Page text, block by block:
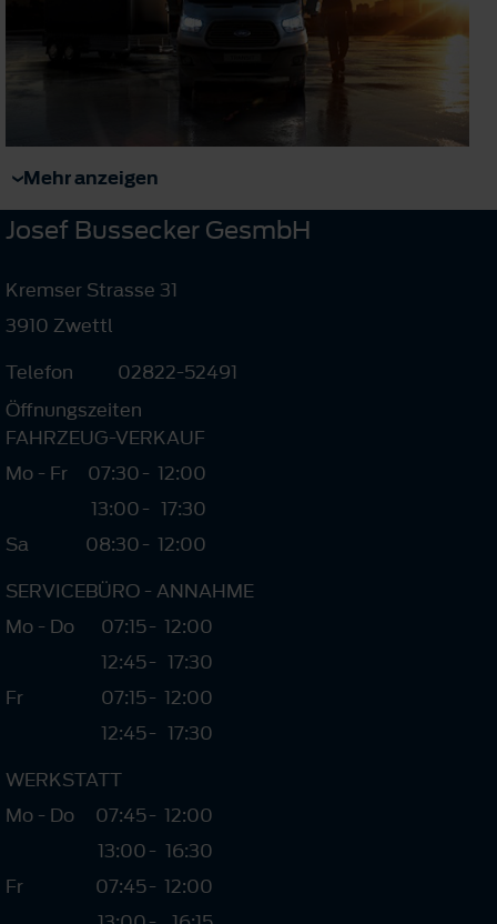
Mehr anzeigen
Josef Bussecker GesmbH
Kremser Strasse 31
3910 Zwettl
Telefon
02822-52491
Öffnungszeiten
FAHRZEUG-VERKAUF
Mo - Fr
07:30
13:00
-
-
12:00
17:30
Sa
08:30- 12:00
SERVICEBÜRO - ANNAHME
Mo - Do
07:15
12:45
-
-
12:00
17:30
Fr
07:15
12:45
-
-
12:00
17:30
WERKSTATT
Mo - Do
07:45
13:00
-
-
12:00
16:30
Fr
07:45- 12:00